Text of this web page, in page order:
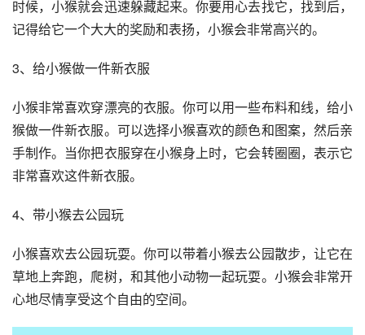
时候，小猴就会迅速躲藏起来。你要用心去找它，找到后，
记得给它一个大大的奖励和表扬，小猴会非常高兴的。
3、给小猴做一件新衣服
小猴非常喜欢穿漂亮的衣服。你可以用一些布料和线，给小
猴做一件新衣服。可以选择小猴喜欢的颜色和图案，然后亲
手制作。当你把衣服穿在小猴身上时，它会转圈圈，表示它
非常喜欢这件新衣服。
4、带小猴去公园玩
小猴喜欢去公园玩耍。你可以带着小猴去公园散步，让它在
草地上奔跑，爬树，和其他小动物一起玩耍。小猴会非常开
心地尽情享受这个自由的空间。